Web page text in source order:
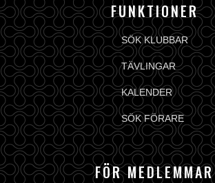
FUNKTIONER
SÖK KLUBBAR
TÄVLINGAR
KALENDER
SÖK FÖRARE
FÖR MEDLEMMAR